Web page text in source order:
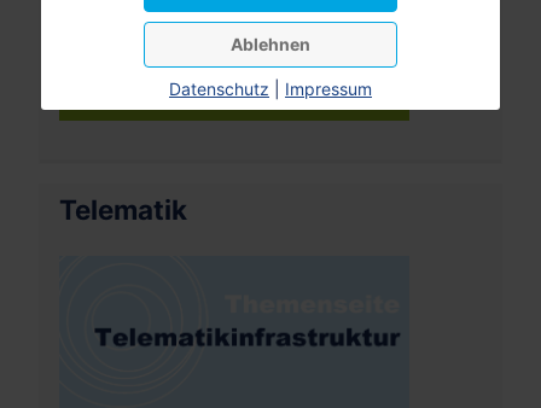
Telematik
Ablehnen
Datenschutz Impressum